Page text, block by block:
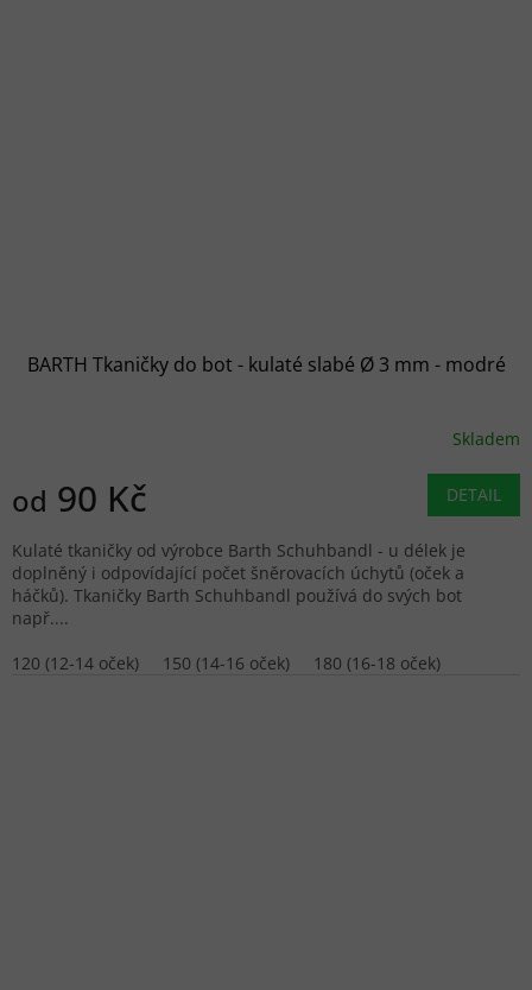
BARTH Tkaničky do bot - kulaté slabé Ø 3 mm - modré
Skladem
od 90 Kč DETAIL
Kulaté tkaničky od výrobce Barth Schuhbandl - u délek je
doplněný i odpovídající počet šněrovacích úchytů (oček a
háčků). Tkaničky Barth Schuhbandl používá do svých bot
např....
120 (12-14 oček)
150 (14-16 oček) 180 (16-18 oček)